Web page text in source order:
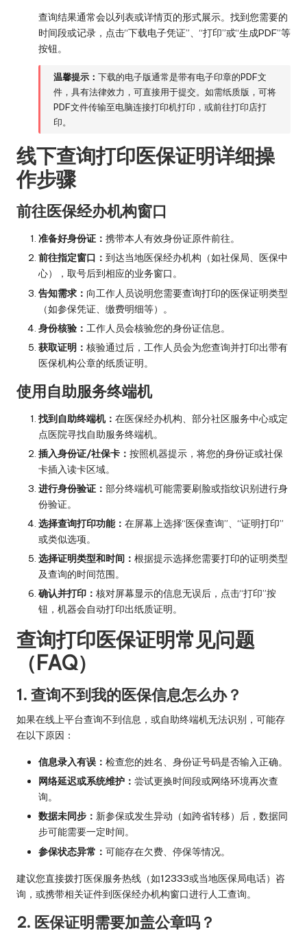
查询结果通常会以列表或详情页的形式展示。找到您需要的
时间段或记录，点击“下载电子凭证”、“打印”或“生成PDF”等
按钮。
温馨提示：下载的电子版通常是带有电子印章的PDF文
件，具有法律效力，可直接用于提交。如需纸质版，可将
PDF文件传输至电脑连接打印机打印，或前往打印店打
印。
线下查询打印医保证明详细操
作步骤
前往医保经办机构窗口
准备好身份证： 携带本人有效身份证原件前往。
前往指定窗口： 到达当地医保经办机构（如社保局、医保中
心），取号后到相应的业务窗口。
告知需求： 向工作人员说明您需要查询打印的医保证明类型
（如参保凭证、缴费明细等）。
身份核验： 工作人员会核验您的身份证信息。
获取证明： 核验通过后，工作人员会为您查询并打印出带有
医保机构公章的纸质证明。
使用自助服务终端机
找到自助终端机： 在医保经办机构、部分社区服务中心或定
点医院寻找自助服务终端机。
插入身份证/社保卡： 按照机器提示，将您的身份证或社保
卡插入读卡区域。
进行身份验证： 部分终端机可能需要刷脸或指纹识别进行身
份验证。
选择查询打印功能： 在屏幕上选择“医保查询”、“证明打印”
或类似选项。
选择证明类型和时间： 根据提示选择您需要打印的证明类型
及查询的时间范围。
确认并打印： 核对屏幕显示的信息无误后，点击“打印”按
钮，机器会自动打印出纸质证明。
查询打印医保证明常见问题
（FAQ）
1. 查询不到我的医保信息怎么办？
如果在线上平台查询不到信息，或自助终端机无法识别，可能存
在以下原因：
信息录入有误： 检查您的姓名、身份证号码是否输入正确。
网络延迟或系统维护： 尝试更换时间段或网络环境再次查
询。
数据未同步： 新参保或发生异动（如跨省转移）后，数据同
步可能需要一定时间。
参保状态异常： 可能存在欠费、停保等情况。
建议您直接拨打医保服务热线（如12333或当地医保局电话）咨
询，或携带相关证件到医保经办机构窗口进行人工查询。
2. 医保证明需要加盖公章吗？